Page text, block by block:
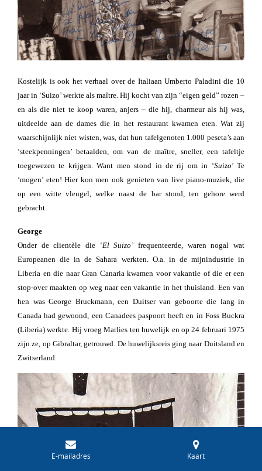
Kostelijk is ook het verhaal over de Italiaan Umberto Paladini die 10
jaar in ‘Suizo’ werkte als maître. Hij kocht van zijn “eigen geld” rozen –
en als die niet te koop waren, anjers – die hij, charmeur als hij was,
uitdeelde aan de dames die in het restaurant kwamen eten. Wat zij
waarschijnlijk niet wisten, was, dat hun tafelgenoten 1.000 peseta’s aan
‘steekpenningen’ betaalden, om van de maître, sneller, een tafeltje
toegewezen te krijgen. Want men stond in de rij om in ‘Suizo’ Te
‘mogen’ eten! Hier kon men ook genieten van live piano-muziek, die
op een witte vleugel, welke naast de bar stond, ten gehore werd
gebracht.
George
Onder de clientèle die ‘El Suizo’ frequenteerde, waren nogal wat
Europeanen die in de Sahara werkten. O.a. in de mijnindustrie in
Liberia en die naar Gran Canaria kwamen voor vakantie of die er een
stop-over maakten op weg naar een vakantie in het thuisland. Een van
hen was George Bruckmann, een Duitser van geboorte die lang in
Canada had gewoond, een Canadees paspoort heeft en in Foss Buckra
(Liberia) werkte. Hij vroeg Marlies ten huwelijk en op 24 februari 1975
zijn ze, op Gibraltar, getrouwd. De huwelijksreis ging naar Duitsland en
Zwitserland.
E-mailadres Kaart